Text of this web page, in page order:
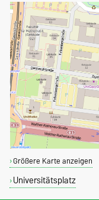
Größere Karte anzeigen
Universitätsplatz